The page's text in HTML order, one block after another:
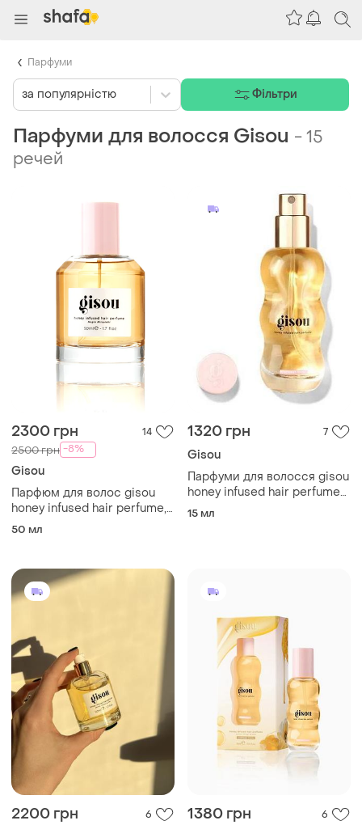
Парфуми для волосся Gisou -15
речей
2300 грн 14
2500 грн -8%
Gisou
Парфюм для волос gisou
honey infused hair perfume,
50 мл
50 мл
1320 грн 7
Gisou
Парфуми для волосся gisou
honey infused hair perfume
wildflower honey ніжний
15 мл
2200 грн 6 1380 грн 6
за популярністю Фільтри
Парфуми